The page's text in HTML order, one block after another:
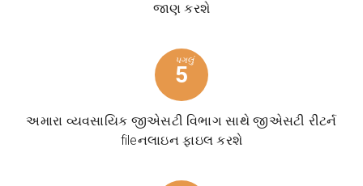
જાણ કરશે
પગલું
5
અમારા વ્યવસાયિક જીએસટી વિભાગ સાથે જીએસટી રીટર્ન
fileનલાઇન ફાઇલ કરશે